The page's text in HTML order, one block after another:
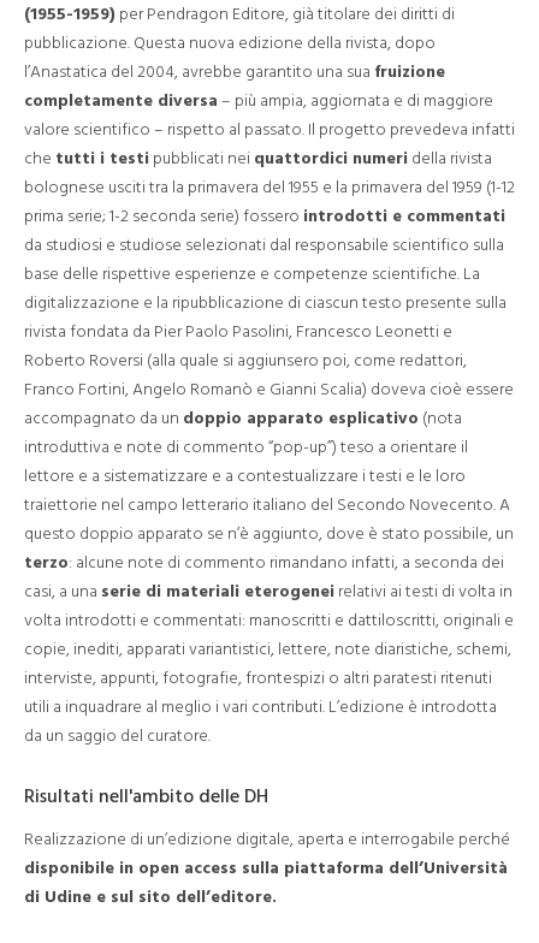
(1955-1959) per Pendragon Editore, già titolare dei diritti di
pubblicazione. Questa nuova edizione della rivista, dopo
l’Anastatica del 2004, avrebbe garantito una sua fruizione
completamente diversa – più ampia, aggiornata e di maggiore
valore scientifico – rispetto al passato. Il progetto prevedeva infatti
che tutti i testi pubblicati nei quattordici numeri della rivista
bolognese usciti tra la primavera del 1955 e la primavera del 1959 (1-12
prima serie; 1-2 seconda serie) fossero introdotti e commentati
da studiosi e studiose selezionati dal responsabile scientifico sulla
base delle rispettive esperienze e competenze scientifiche. La
digitalizzazione e la ripubblicazione di ciascun testo presente sulla
rivista fondata da Pier Paolo Pasolini, Francesco Leonetti e
Roberto Roversi (alla quale si aggiunsero poi, come redattori,
Franco Fortini, Angelo Romanò e Gianni Scalia) doveva cioè essere
accompagnato da un doppio apparato esplicativo (nota
introduttiva e note di commento “pop-up”) teso a orientare il
lettore e a sistematizzare e a contestualizzare i testi e le loro
traiettorie nel campo letterario italiano del Secondo Novecento. A
questo doppio apparato se n’è aggiunto, dove è stato possibile, un
terzo: alcune note di commento rimandano infatti, a seconda dei
casi, a una serie di materiali eterogenei relativi ai testi di volta in
volta introdotti e commentati: manoscritti e dattiloscritti, originali e
copie, inediti, apparati variantistici, lettere, note diaristiche, schemi,
interviste, appunti, fotografie, frontespizi o altri paratesti ritenuti
utili a inquadrare al meglio i vari contributi. L’edizione è introdotta
da un saggio del curatore.
Risultati nell'ambito delle DH
Realizzazione di un’edizione digitale, aperta e interrogabile perché
disponibile in open access sulla piattaforma dell’Università
di Udine e sul sito dell’editore.